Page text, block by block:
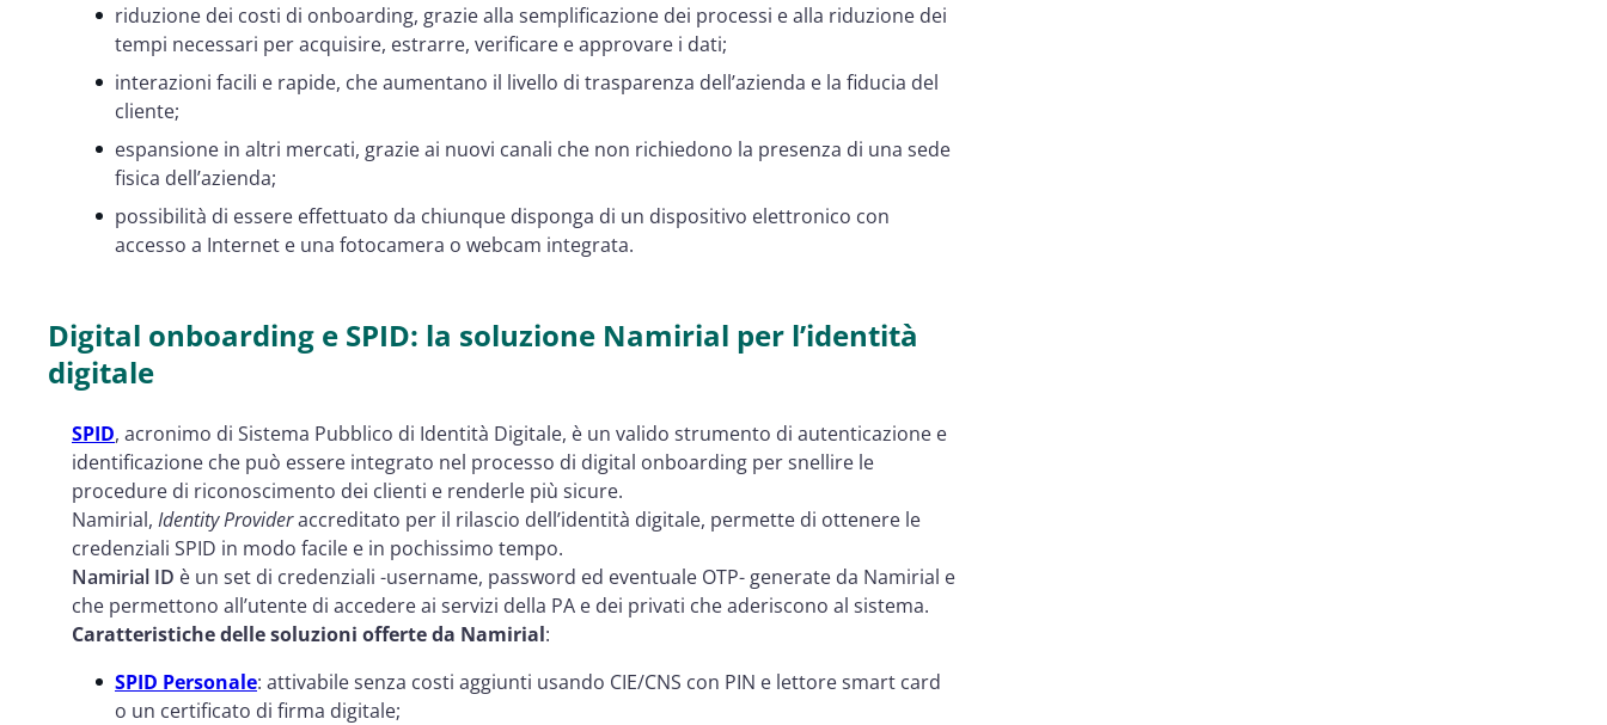
riduzione dei costi di onboarding, grazie alla semplificazione dei processi e alla riduzione dei
tempi necessari per acquisire, estrarre, verificare e approvare i dati;
interazioni facili e rapide, che aumentano il livello di trasparenza dell’azienda e la fiducia del
cliente;
espansione in altri mercati, grazie ai nuovi canali che non richiedono la presenza di una sede
fisica dell’azienda;
possibilità di essere effettuato da chiunque disponga di un dispositivo elettronico con
accesso a Internet e una fotocamera o webcam integrata.
Digital onboarding e SPID: la soluzione Namirial per l’identità
digitale
SPID, acronimo di Sistema Pubblico di Identità Digitale, è un valido strumento di autenticazione e
identificazione che può essere integrato nel processo di digital onboarding per snellire le
procedure di riconoscimento dei clienti e renderle più sicure.
Namirial, Identity Provideraccreditato per il rilascio dell’identità digitale, permette di ottenere le
credenziali SPID in modo facile e in pochissimo tempo.
Namirial ID è un set di credenziali -username, password ed eventuale OTP- generate da Namirial e
che permettono all’utente di accedere ai servizi della PA e dei privati che aderiscono al sistema.
Caratteristiche delle soluzioni offerte da Namirial:
SPID Personale: attivabile senza costi aggiunti usando CIE/CNS con PIN e lettore smart card
o un certificato di firma digitale;